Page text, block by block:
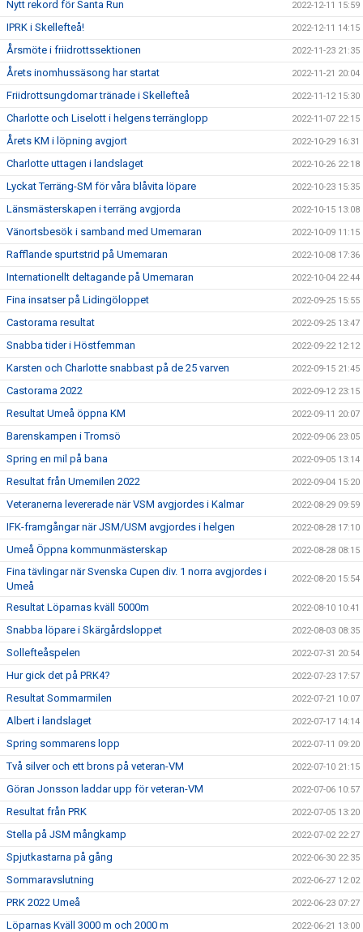
Nytt rekord för Santa Run 2022-12-11 15:59
IPRK i Skellefteå! 2022-12-11 14:15
Årsmöte i friidrottssektionen 2022-11-23 21:35
Årets inomhussäsong har startat 2022-11-21 20:04
Friidrottsungdomar tränade i Skellefteå 2022-11-12 15:30
Charlotte och Liselott i helgens terränglopp 2022-11-07 22:15
Årets KM i löpning avgjort 2022-10-29 16:31
Charlotte uttagen i landslaget 2022-10-26 22:18
Lyckat Terräng-SM för våra blåvita löpare 2022-10-23 15:35
Länsmästerskapen i terräng avgjorda 2022-10-15 13:08
Vänortsbesök i samband med Umemaran 2022-10-09 11:15
Rafflande spurtstrid på Umemaran 2022-10-08 17:36
Internationellt deltagande på Umemaran 2022-10-04 22:44
Fina insatser på Lidingöloppet 2022-09-25 15:55
Castorama resultat 2022-09-25 13:47
Snabba tider i Höstfemman 2022-09-22 12:12
Karsten och Charlotte snabbast på de 25 varven 2022-09-15 21:45
Castorama 2022 2022-09-12 23:15
Resultat Umeå öppna KM 2022-09-11 20:07
Barenskampen i Tromsö 2022-09-06 23:05
Spring en mil på bana 2022-09-05 13:14
Resultat från Umemilen 2022 2022-09-04 15:20
Veteranerna levererade när VSM avgjordes i Kalmar 2022-08-29 09:59
IFK-framgångar när JSM/USM avgjordes i helgen 2022-08-28 17:10
Umeå Öppna kommunmästerskap 2022-08-28 08:15
Fina tävlingar när Svenska Cupen div. 1 norra avgjordes i
Umeå
2022-08-20 15:54
Resultat Löparnas kväll 5000m 2022-08-10 10:41
Snabba löpare i Skärgårdsloppet 2022-08-03 08:35
Sollefteåspelen 2022-07-31 20:54
Hur gick det på PRK4? 2022-07-23 17:57
Resultat Sommarmilen 2022-07-21 10:07
Albert i landslaget 2022-07-17 14:14
Spring sommarens lopp 2022-07-11 09:20
Två silver och ett brons på veteran-VM 2022-07-10 21:15
Göran Jonsson laddar upp för veteran-VM 2022-07-06 10:57
Resultat från PRK 2022-07-05 13:20
Stella på JSM mångkamp 2022-07-02 22:27
Spjutkastarna på gång 2022-06-30 22:35
Sommaravslutning 2022-06-27 12:02
PRK 2022 Umeå 2022-06-23 07:27
Löparnas Kväll 3000 m och 2000 m 2022-06-21 13:00